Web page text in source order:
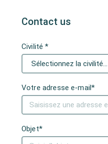
Contact us
Civilité *
Votre adresse e-mail*
Objet*